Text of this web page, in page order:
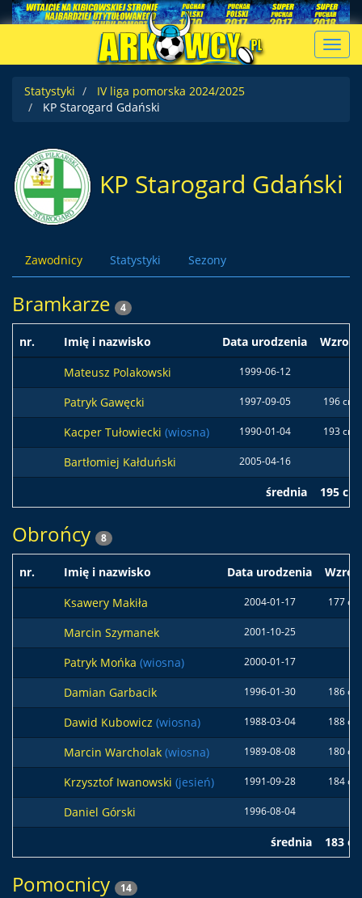
Statystyki
IV liga pomorska 2024/2025
KP Starogard Gdański
KP Starogard Gdański
Zawodnicy Statystyki Sezony
Bramkarze 4
nr. Imię i nazwisko Data urodzenia
Wzrost
Mateusz Polakowski
1999-06-12
Patryk Gawęcki 1997-09-05 196 cm
Kacper Tułowiecki (wiosna) 1990-01-04 193 cm
Bartłomiej Kałduński 2005-04-16
średnia 195 cm
Obrońcy 8
nr. Imię i nazwisko Data urodzenia
Ksawery Makiła
2004-01-17 177 cm
Marcin Szymanek 2001-10-25
Patryk Mońka (wiosna) 2000-01-17
Damian Garbacik 1996-01-30 186 cm
Dawid Kubowicz (wiosna) 1988-03-04 188 cm
Marcin Warcholak (wiosna) 1989-08-08 180 cm
Krzysztof Iwanowski (jesień) 1991-09-28 184 cm
Daniel Górski 1996-08-04
średnia 183
Pomocnicy 14